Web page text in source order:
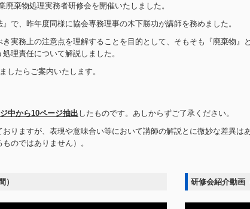
棄物処理実務者研修会を開催いたしました。
で、昨年度同様に協会専務理事の木下勝功が講師を務めました。
実務上の注意点を理解することを目的として、そもそも『廃棄物
理責任について解説しました。
したらご案内いたします。
中から10ページ抽出 したものです。 あしからずご了承ください。
りますが、表現や意味合い等において講師の解説とに微妙な差異は
のではありません）。
研修会紹介動画